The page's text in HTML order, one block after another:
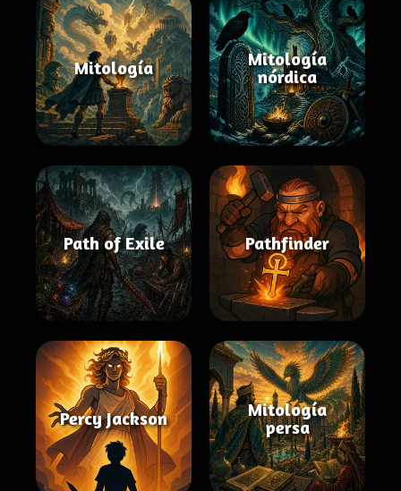
Mitología
Mitología
nórdica
Path of Exile Pathfinder
Percy Jackson
Mitología
persa